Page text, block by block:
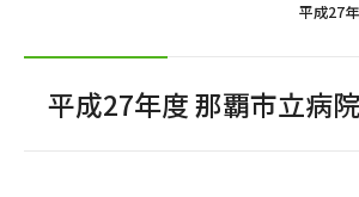
平成27
平成27年度 那覇市立病